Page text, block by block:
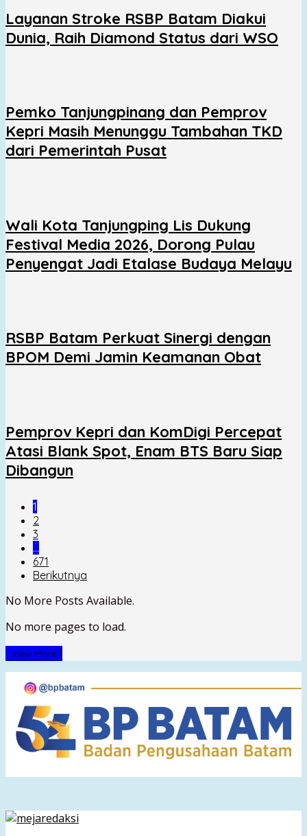
Layanan Stroke RSBP Batam Diakui
Dunia, Raih Diamond Status dari WSO
Pemko Tanjungpinang dan Pemprov
Kepri Masih Menunggu Tambahan TKD
dari Pemerintah Pusat
Wali Kota Tanjungping Lis Dukung
Festival Media 2026, Dorong Pulau
Penyengat Jadi Etalase Budaya Melayu
RSBP Batam Perkuat Sinergi dengan
BPOM Demi Jamin Keamanan Obat
Pemprov Kepri dan KomDigi Percepat
Atasi Blank Spot, Enam BTS Baru Siap
Dibangun
1
2
3
…
671
Berikutnya
No More Posts Available.
No more pages to load.
View More